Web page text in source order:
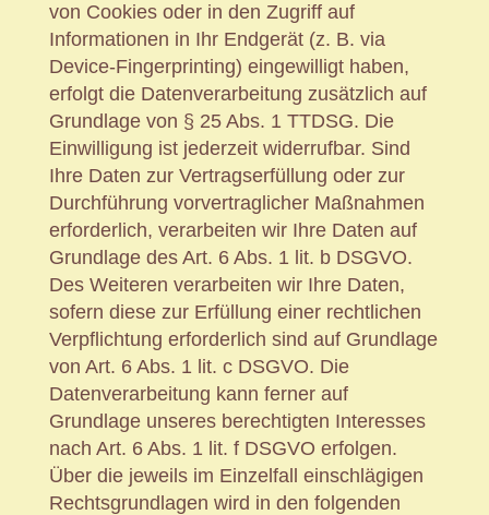
von Cookies oder in den Zugriff auf
Informationen in Ihr Endgerät (z. B. via
Device-Fingerprinting) eingewilligt haben,
erfolgt die Datenverarbeitung zusätzlich auf
Grundlage von § 25 Abs. 1 TTDSG. Die
Einwilligung ist jederzeit widerrufbar. Sind
Ihre Daten zur Vertragserfüllung oder zur
Durchführung vorvertraglicher Maßnahmen
erforderlich, verarbeiten wir Ihre Daten auf
Grundlage des Art. 6 Abs. 1 lit. b DSGVO.
Des Weiteren verarbeiten wir Ihre Daten,
sofern diese zur Erfüllung einer rechtlichen
Verpflichtung erforderlich sind auf Grundlage
von Art. 6 Abs. 1 lit. c DSGVO. Die
Datenverarbeitung kann ferner auf
Grundlage unseres berechtigten Interesses
nach Art. 6 Abs. 1 lit. f DSGVO erfolgen.
Über die jeweils im Einzelfall einschlägigen
Rechtsgrundlagen wird in den folgenden